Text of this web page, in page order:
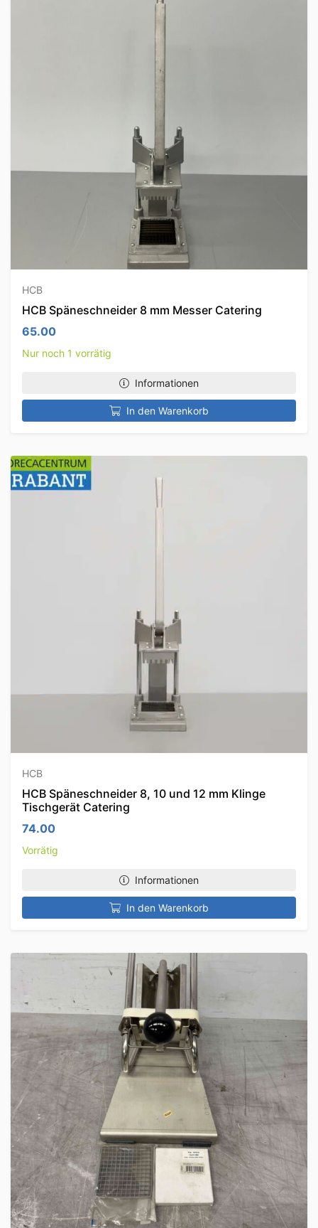
HCB
HCB Späneschneider 8 mm Messer Catering
65.00
Nur noch 1 vorrätig
Informationen
In den Warenkorb
HCB
HCB Späneschneider 8, 10 und 12 mm Klinge
Tischgerät Catering
74.00
Vorrätig
Informationen
In den Warenkorb